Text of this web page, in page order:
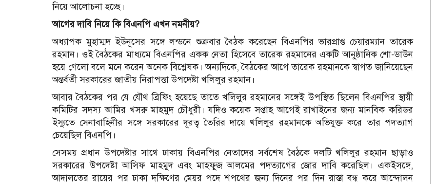
নিয়ে আলোচনা হচ্ছে।
আগের দাবি নিয়ে কি বিএনপি এখন নমনীয়?
অধ্যাপক মুহাম্মদ ইউনূসের সঙ্গে লন্ডনে শুক্রবার বৈঠক করেছেন বিএনপির ভারপ্রাপ্ত চেয়ারম্যান তারেক
রহমান। ওই বৈঠকের মাধ্যমে বিএনপির একক নেতা হিসেবে তারেক রহমানের একটি আনুষ্ঠানিক শো-ডাউন
হয়ে গেলো বলে মনে করেন অনেক বিশ্লেষক।অন্যদিকে, বৈঠকের আগে তারেক রহমানকে স্বাগত জানিয়েছেন
অন্তর্বর্তী সরকারের জাতীয় নিরাপত্তা উপদেষ্টা খলিলুর রহমান।
আবার বৈঠকের পর যে যৌথ ব্রিফিং হয়েছে তাতে খলিলুর রহমানের সঙ্গেই উপস্থিত ছিলেন বিএনপির স্থায়ী
কমিটির সদস্য আমির খসরু মাহমুদ চৌধুরী।যদিও কয়েক সপ্তাহ আগেই রাখাইনের জন্য মানবিক করিডর
ইস্যুতে সেনাবাহিনীর সঙ্গে সরকারের দূরত্ব তৈরির দায়ে খলিলুর রহমানকে অভিযুক্ত করে তার পদত্যাগ
চেয়েছিল বিএনপি।
সেসময় প্রধান উপদেষ্টার সাথে ঢাকায় বিএনপির নেতাদের সর্বশেষ বৈঠকে দলটি খলিলুর রহমান ছাড়াও
সরকারের উপদেষ্টা আসিফ মাহমুদ এবং মাহফুজ আলমের পদত্যাগের জোর দাবি করেছিল। একইসঙ্গে,
আদালতের রায়ের পর ঢাকা দক্ষিণের মেয়র পদে শপথের জন্য দিনের পর দিন রাস্তা বন্ধ করে আন্দোলন